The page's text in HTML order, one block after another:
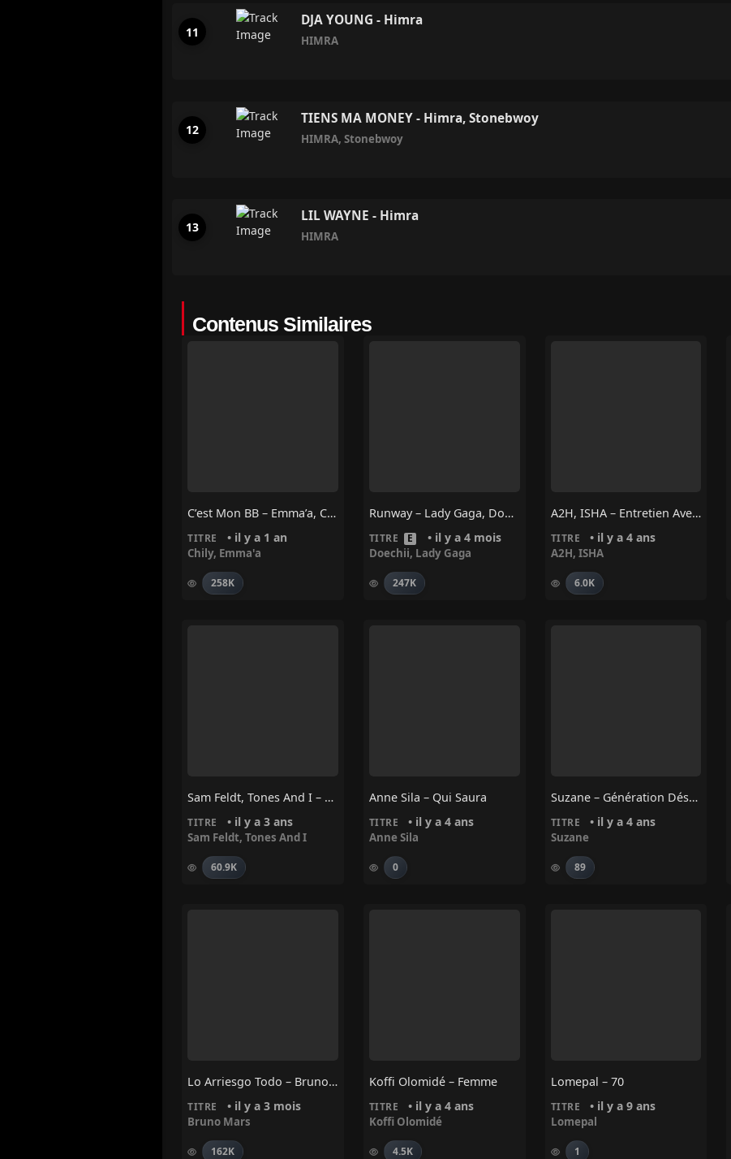
DJA YOUNG - Himra
HIMRA
TIENS MA MONEY - Himra, Stonebwoy
HIMRA, Stonebwoy
LIL WAYNE - Himra
HIMRA
Contenus Similaires
C’est Mon BB – Emma’a, Chily
TITRE • il y a 1 an
Chily, Emma'a
258K
Runway – Lady Gaga, Doechii
TITRE E • il y a 4 mois
Doechii, Lady Gaga
247K
A2H, ISHA – Entretien Avec Un OG
TITRE • il y a 4 ans
A2H, ISHA
6.0K
Sam Feldt, Tones And I – House For Kings
TITRE • il y a 3 ans
Sam Feldt, Tones And I
60.9K
Anne Sila – Qui Saura
TITRE • il y a 4 ans
Anne Sila
0
Suzane – Génération Désenchantée
TITRE • il y a 4 ans
Suzane
89
Lo Arriesgo Todo – Bruno Mars
TITRE • il y a 3 mois
Bruno Mars
162K
Koffi Olomidé – Femme
TITRE • il y a 4 ans
Koffi Olomidé
4.5K
Lomepal – 70
TITRE • il y a 9 ans
Lomepal
1